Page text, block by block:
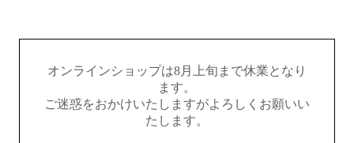
オンラインショップは8月上旬まで休業となり
ます。
ご迷惑をおかけいたしますがよろしくお願いい
たします。